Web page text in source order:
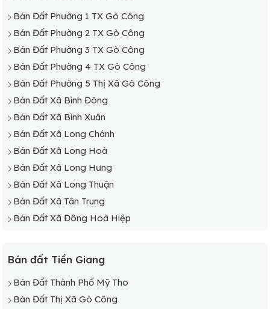
Bán Đất Phường 1 TX Gò Công
Bán Đất Phường 2 TX Gò Công
Bán Đất Phường 3 TX Gò Công
Bán Đất Phường 4 TX Gò Công
Bán Đất Phường 5 Thị Xã Gò Công
Bán Đất Xã Bình Đông
Bán Đất Xã Bình Xuân
Bán Đất Xã Long Chánh
Bán Đất Xã Long Hoà
Bán Đất Xã Long Hưng
Bán Đất Xã Long Thuận
Bán Đất Xã Tân Trung
Bán Đất Xã Đông Hoà Hiệp
Bán đất Tiền Giang
Bán Đất Thành Phố Mỹ Tho
Bán Đất Thị Xã Gò Công